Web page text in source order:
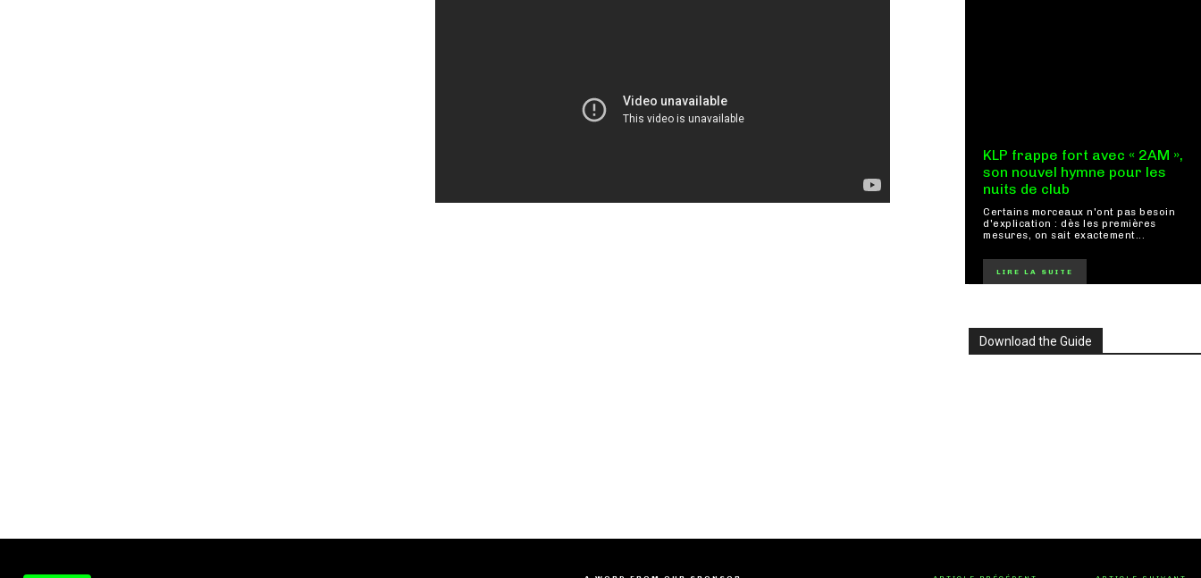
KLP frappe fort avec « 2AM »,
son nouvel hymne pour les
nuits de club
Certains morceaux n'ont pas besoin
d'explication : dès les premières
mesures, on sait exactement...
LIRE LA SUITE
Download the Guide